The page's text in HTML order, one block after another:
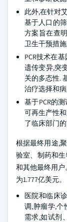
此外,在针对
基于人口的
方案旨在查
卫生干预措
PCR技术在
遗传变异,突
关的多态性.
治疗选择和
基于PCR的
可再生产性
了临床部门的
根据最终用途,
验室、制药和
和其他最终用户
为1.777亿美元。
医院和临床
调,肿瘤学,个
需求,如试剂